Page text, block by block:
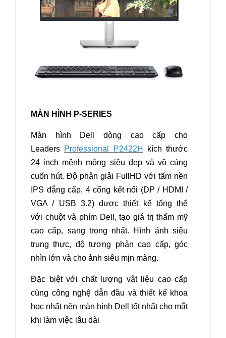
MÀN HÌNH P-SERIES
Màn hình Dell dòng cao cấp cho
Leaders Professional P2422H
kích thước
24 inch mênh mông siêu đẹp và vô cùng
cuốn hút. Độ phân giải FullHD với tấm nền
IPS đẳng cấp, 4 cổng kết nối (DP / HDMI /
VGA / USB 3.2) được thiết kế tổng thể
với chuột và phím Dell, tạo giá trị thẩm mỹ
cao cấp, sang trọng nhất. Hình ảnh siêu
trung thực, độ tương phản cao cấp, góc
nhìn lớn và cho ảnh siêu mịn màng.
Đặc biệt với chất lượng vật liệu cao cấp
cùng công nghệ dẫn đầu và thiết kế khoa
học nhất nên màn hình Dell tốt nhất cho mắt
khi làm việc lâu dài.